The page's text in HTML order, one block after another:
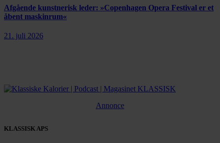
Afgående kunstnerisk leder: »Copenhagen Opera Festival er et
åbent maskinrum«
21. juli 2026
Annonce
KLASSISK APS